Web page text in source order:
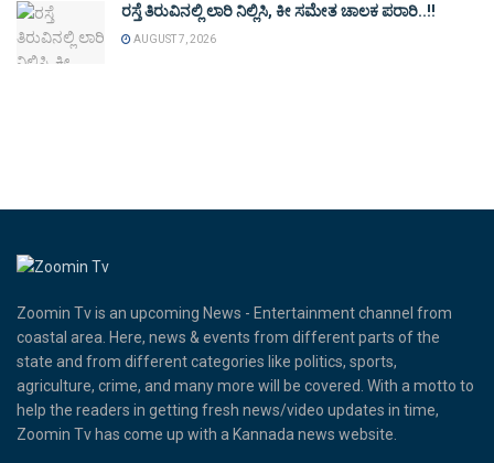
ರಸ್ತೆ ತಿರುವಿನಲ್ಲಿ ಲಾರಿ ನಿಲ್ಲಿಸಿ, ಕೀ ಸಮೇತ ಚಾಲಕ ಪರಾರಿ..!!
AUGUST 7, 2026
Zoomin Tv is an upcoming News - Entertainment channel from
coastal area. Here, news & events from different parts of the
state and from different categories like politics, sports,
agriculture, crime, and many more will be covered. With a motto to
help the readers in getting fresh news/video updates in time,
Zoomin Tv has come up with a Kannada news website.